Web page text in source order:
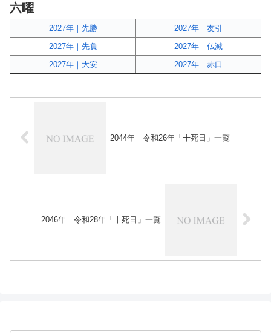
六曜
2027年｜先勝
2027年｜友引
2027年｜先負
2027年｜仏滅
2027年｜大安
2027年｜赤口
2044年｜令和26年「十死日」一覧
2046年｜令和28年「十死日」一覧